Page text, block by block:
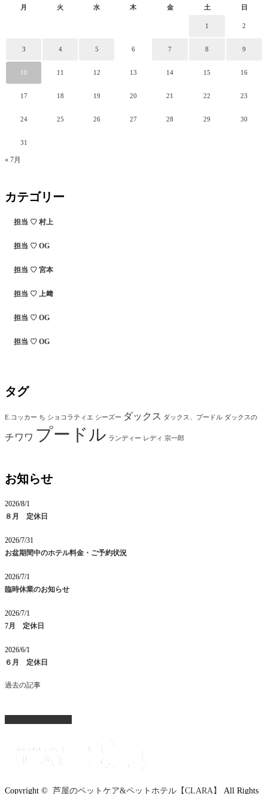
月 火 水 木 金 土 日
1 2
3 4 5 6 7 8 9
10 11 12 13 14 15 16
17 18 19 20 21 22 23
24 25 26 27 28 29 30
31
« 7月
カテゴリー
担当 ♡ 村上
担当 ♡ OG
担当 ♡ 宮本
担当 ♡ 上﨑
担当 ♡ OG
担当 ♡ OG
タグ
E.コッカー ち ショコラティエ シーズー ダックス ダックス、プードル ダックスの
チワワ プードル ランディー レディ 宗一郎
お知らせ
2026/8/1
８月 定休日
2026/7/31
お盆期間中のホテル料金・ご予約状況
2026/7/1
臨時休業のお知らせ
2026/7/1
7月 定休日
2026/6/1
６月 定休日
過去の記事
Copyright © 芦屋のペットケア&ペットホテル【CLARA】 All Rights